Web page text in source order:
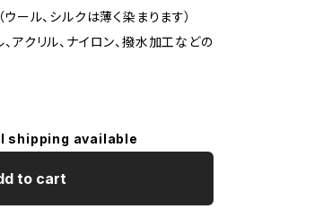
ウール、シルクは薄く染まります）
アクリル、ナイロン、撥水加工などの
shipping available
to cart